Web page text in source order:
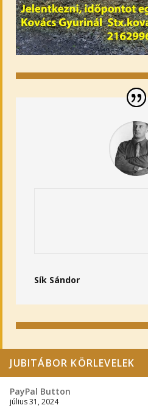
Sík Sándor
JUBITÁBOR KÖRLEVELEK
PayPal Button
július 31, 2024